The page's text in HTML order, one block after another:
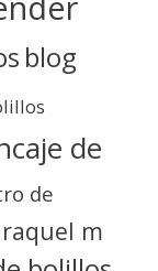
blog
de
de
m